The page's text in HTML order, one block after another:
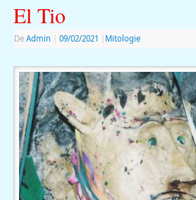
El Tio
De Admin 09/02/2021 Mitologie